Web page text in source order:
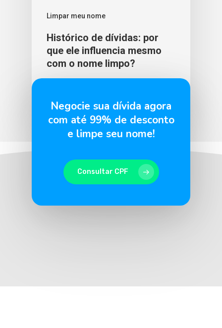
Limpar meu nome
Histórico de dívidas: por
que ele influencia mesmo
com o nome limpo?
Negocie sua dívida agora
com até 99% de desconto
e limpe seu nome!
Consultar CPF